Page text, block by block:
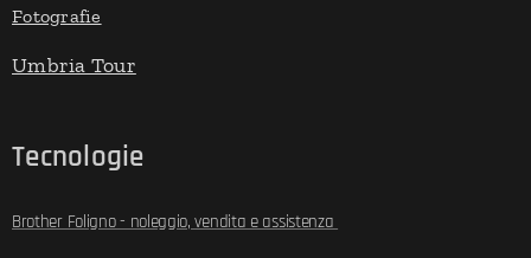
Fotografie
Umbria Tour
Tecnologie
Brother Foligno - noleggio, vendita e assistenza